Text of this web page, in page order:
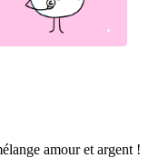
amour et argent !